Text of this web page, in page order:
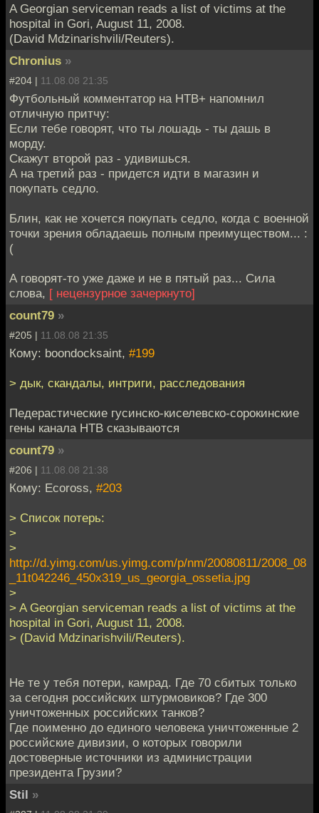
A Georgian serviceman reads a list of victims at the
hospital in Gori, August 11, 2008.
(David Mdzinarishvili/Reuters).
Chronius »
#204 | 11.08.08 21:35
Футбольный комментатор на НТВ+ напомнил
отличную притчу:
Если тебе говорят, что ты лошадь - ты дашь в
морду.
Скажут второй раз - удивишься.
А на третий раз - придется идти в магазин и
покупать седло.
Блин, как не хочется покупать седло, когда с военной
точки зрения обладаешь полным преимуществом... :
(
А говорят-то уже даже и не в пятый раз... Сила
слова, [ нецензурное зачеркнуто]
count79 »
#205 | 11.08.08 21:35
Кому: boondocksaint, #199
> дык, скандалы, интриги, расследования
Педерастические гусинско-киселевско-сорокинские
гены канала НТВ сказываются
count79 »
#206 | 11.08.08 21:38
Кому: Ecoross, #203
> Список потерь:
>
>
http://d.yimg.com/us.yimg.com/p/nm/20080811/2008_08
_11t042246_450x319_us_georgia_ossetia.jpg
>
> A Georgian serviceman reads a list of victims at the
hospital in Gori, August 11, 2008.
> (David Mdzinarishvili/Reuters).
Не те у тебя потери, камрад. Где 70 сбитых только
за сегодня российских штурмовиков? Где 300
уничтоженных российских танков?
Где поименно до единого человека уничтоженные 2
российские дивизии, о которых говорили
достоверные источники из администрации
президента Грузии?
Stil »